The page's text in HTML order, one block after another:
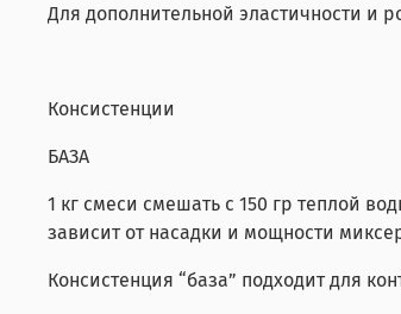
Для дополнительной эластичности и
Консистенции
БАЗА
1 кг смеси смешать с 150 гр теплой
зависит от насадки и мощности
Консистенция “база” подходит для